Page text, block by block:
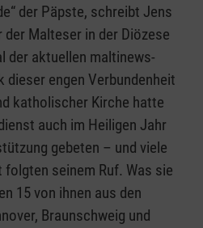
der Päpste, schreibt Jens
Malteser in der Diözese
der aktuellen maltinews-
dieser engen Verbundenheit
katholischer Kirche hatte
auch im Heiligen Jahr
gebeten – und viele
seinem Ruf. Was sie
15 von ihnen aus den
Braunschweig und